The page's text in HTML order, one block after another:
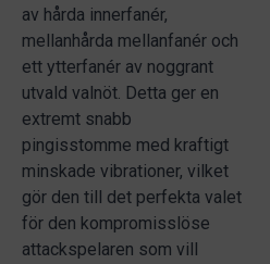
av hårda innerfanér,
mellanhårda mellanfanér och
ett ytterfanér av noggrant
utvald valnöt. Detta ger en
extremt snabb
pingisstomme med kraftigt
minskade vibrationer, vilket
gör den till det perfekta valet
för den kompromisslöse
attackspelaren som vill